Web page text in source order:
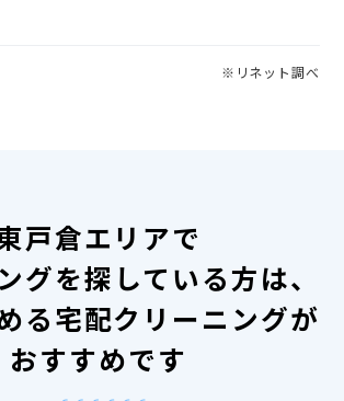
※リネット調べ
戸倉エリアで
グを探している方は、
る宅配クリーニングが
おすすめです